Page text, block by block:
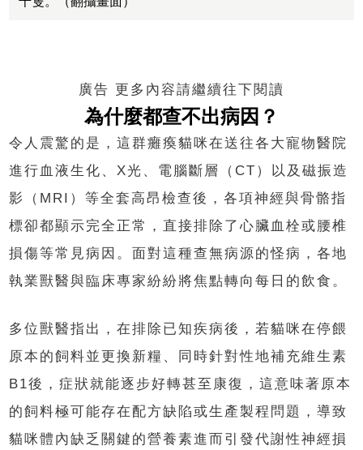
廣告 更多內容請繼續往下閱讀
為什麼都查不出病因？
令人震驚的是，這群癱瘓貓咪在送往各大寵物醫院
進行血液生化、X光、電腦斷層（CT）以及磁振造
影（MRI）等全套高昂檢查後，各項神經與骨骼指
標卻都顯示完全正常，直接排除了心臟血栓或腰椎
損傷等常見病因。面對這種查無病源的怪病，各地
執業獸醫與臨床專家紛紛將焦點轉向每日的飲食。
多位獸醫指出，在排除已知疾病後，若貓咪在停餵
原本的飼料並更換新糧、同時針對性地補充維生素
B1後，症狀就能逐步好轉甚至康復，這意味著原本
的飼料極可能存在配方缺陷或生產製程問題，導致
貓咪體內缺乏關鍵的營養素進而引發代謝性神經損